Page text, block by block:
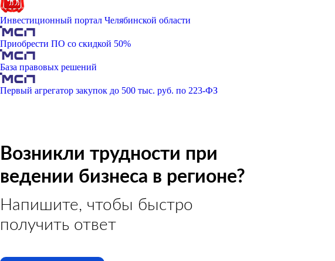
Инвестиционный портал Челябинской области
Приобрести ПО со скидкой 50%
База правовых решений
Первый агрегатор закупок до 500 тыс. руб. по 223-ФЗ
Возникли трудности при
ведении бизнеса в регионе?
Напишите, чтобы быстро
получить ответ